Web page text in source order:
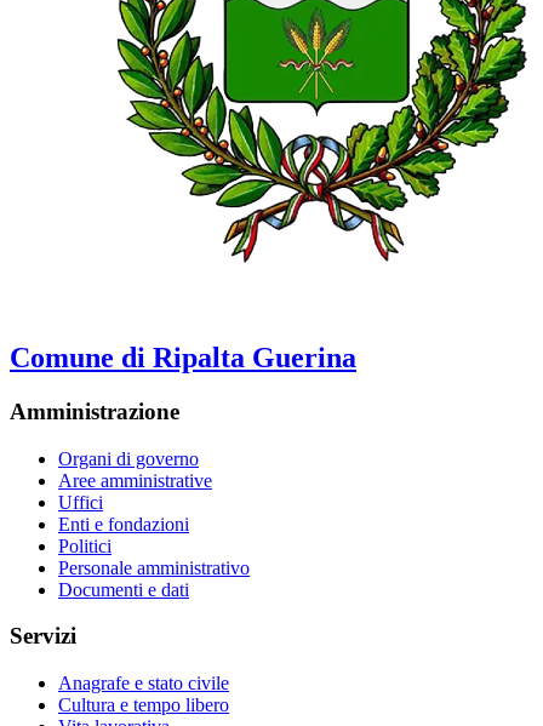
Comune di Ripalta Guerina
Amministrazione
Organi di governo
Aree amministrative
Uffici
Enti e fondazioni
Politici
Personale amministrativo
Documenti e dati
Servizi
Anagrafe e stato civile
Cultura e tempo libero